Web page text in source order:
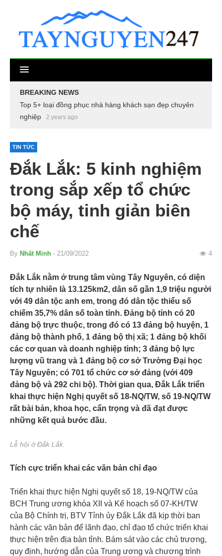
BREAKING NEWS
Top 5+ loại đồng phục nhà hàng khách sạn đẹp chuyên
nghiệp
2 years ago
TIN TỨC
Đắk Lắk: 5 kinh nghiệm
trong sắp xếp tổ chức
bộ máy, tinh giản biên
chế
By Nhất Minh - 21/09/2022 4
Đắk Lắk nằm ở trung tâm vùng Tây Nguyên, có diện
tích tự nhiên là 13.125km2, dân số gần 1,9 triệu người
với 49 dân tộc anh em, trong đó dân tộc thiểu số
chiếm 35,7% dân số toàn tỉnh. Đảng bộ tỉnh có 20
đảng bộ trực thuộc, trong đó có 13 đảng bộ huyện, 1
đảng bộ thành phố, 1 đảng bộ thị xã; 1 đảng bộ khối
các cơ quan và doanh nghiệp tỉnh; 3 đảng bộ lực
lượng vũ trang và 1 đảng bộ cơ sở Trường Đại học
Tây Nguyên; có 701 tổ chức cơ sở đảng (với 409
đảng bộ và 292 chi bộ). Thời gian qua, Đắk Lắk triển
khai thực hiện Nghị quyết số 18-NQ/TW, số 19-NQ/TW
rất bài bản, khoa học, cẩn trọng và đã đạt được
những kết quả bước đầu.
Lễ hội ở Đắk Lắk.
Tích cực triển khai các văn bản chỉ đạo
Triển khai thực hiện Nghị quyết số 18, 19-NQ/TW của
BCH Trung ương khóa XII và Kế hoạch số 07-KH/TW
của Bộ Chính trị, BTV Tỉnh ủy Đắk Lắk đã kịp thời ban
hành các văn bản để lãnh đạo, chỉ đạo tổ chức triển khai
thực hiện trên địa bàn tỉnh. Bám sát vào các chủ trương,
quy định, hướng dẫn của Trung ương và chương trình